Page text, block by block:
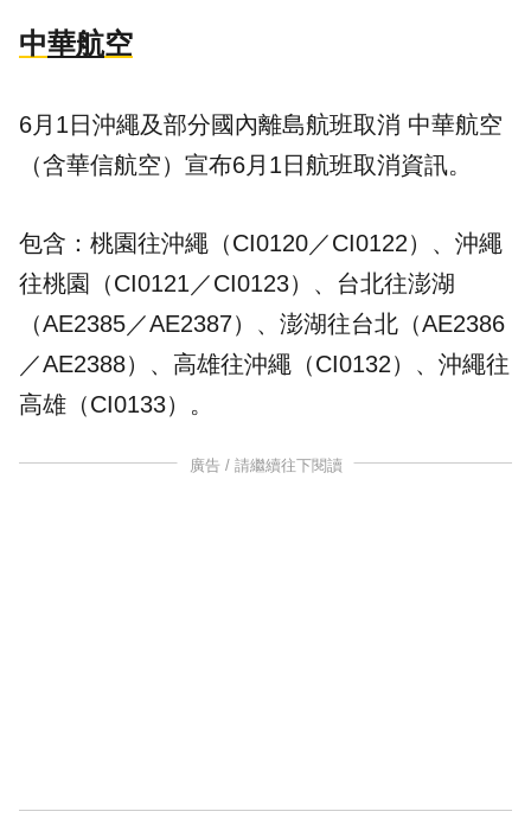
中華航空
6月1日沖繩及部分國內離島航班取消 中華航空
（含華信航空）宣布6月1日航班取消資訊。
包含：桃園往沖繩（CI0120／CI0122）、沖繩
往桃園（CI0121／CI0123）、台北往澎湖
（AE2385／AE2387）、澎湖往台北（AE2386
／AE2388）、高雄往沖繩（CI0132）、沖繩往
高雄（CI0133）。
廣告 / 請繼續往下閱讀